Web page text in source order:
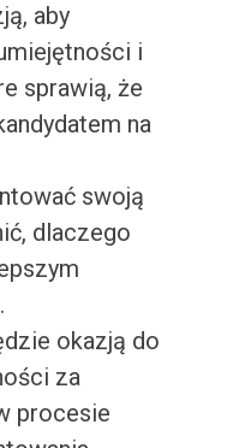
aby
i
sprawią, że
na
swoją
dlaczego
okazją do
za
procesie